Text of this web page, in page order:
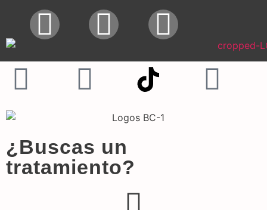
¿Buscas un
tratamiento?